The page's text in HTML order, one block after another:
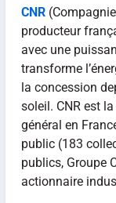
CNR
producteur
avec une
transforme
la concession
soleil. CNR est
général en
public (183
publics, Groupe
actionnaire